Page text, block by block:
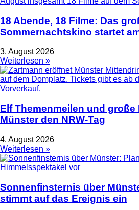
18 Abende, 18 Filme: Das
Sommernachtskino startet
3. August 2026
Weiterlesen »
Elf Themenmeilen und große
Münster den NRW-Tag
4. August 2026
Weiterlesen »
Sonnenfinsternis über
stimmt auf das Ereignis ein